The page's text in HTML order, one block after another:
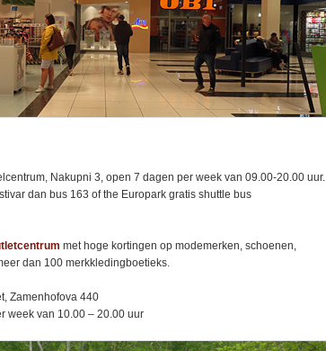
Nakupni 3, open 7 dagen per week van 09.00-20.00 uur.
dan bus 163 of the Europark gratis shuttle bus
met hoge kortingen op modemerken, schoenen,
dan 100 merkkledingboetieks.
Zamenhofova 440
week van 10.00 – 20.00 uur